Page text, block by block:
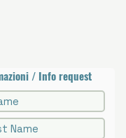
/ Info request